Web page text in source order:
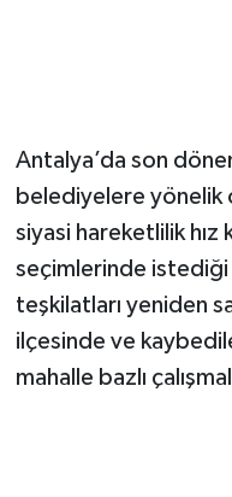
Antalya’da son
belediyelere yönelik
siyasi hareketlilik hız
seçimlerinde istediği
teşkilatları yeniden
ilçesinde ve
mahalle bazlı